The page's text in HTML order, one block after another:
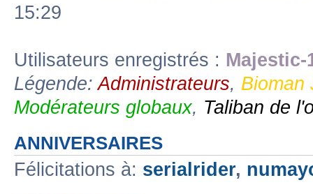
15:29
Utilisateurs enregistrés :
Légende:Administrateurs, Bioman
Modérateurs globaux, Taliban de
ANNIVERSAIRES
Félicitations à: serialrider,